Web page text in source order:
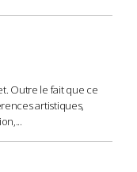
Outre le fait que ce
artistiques,